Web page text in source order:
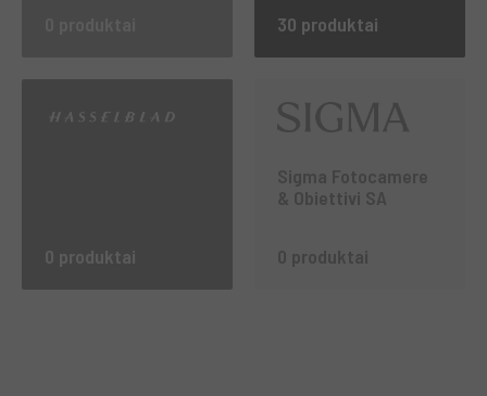
30 produktai
0 produktai
Sigma Fotocamere
& Obiettivi SA
0 produktai